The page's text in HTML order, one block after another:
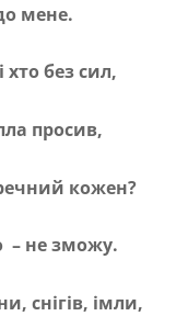
мене.
хто без сил,
просив,
кожен?
– не зможу.
снігів, імли,